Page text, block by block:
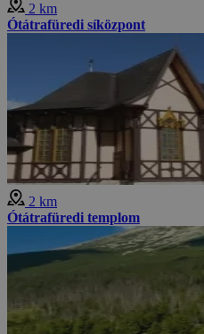
2 km
Ótátrafüredi síközpont
2 km
Ótátrafüredi templom